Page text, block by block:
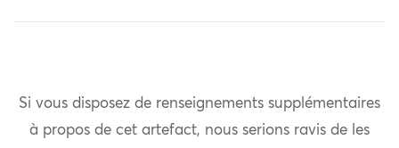
Si vous disposez de renseignements supplémentaires
à propos de cet artefact, nous serions ravis de les